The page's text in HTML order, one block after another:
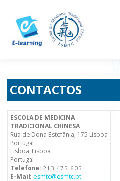
content
CONTACTOS
ESCOLA DE MEDICINA
TRADICIONAL CHINESA
Rua de Dona Estefânia, 175 Lisboa
Portugal
Lisboa, Lisboa
Portugal
Telefone: 213 475 605
E-Mail: esmtc@esmtc.pt